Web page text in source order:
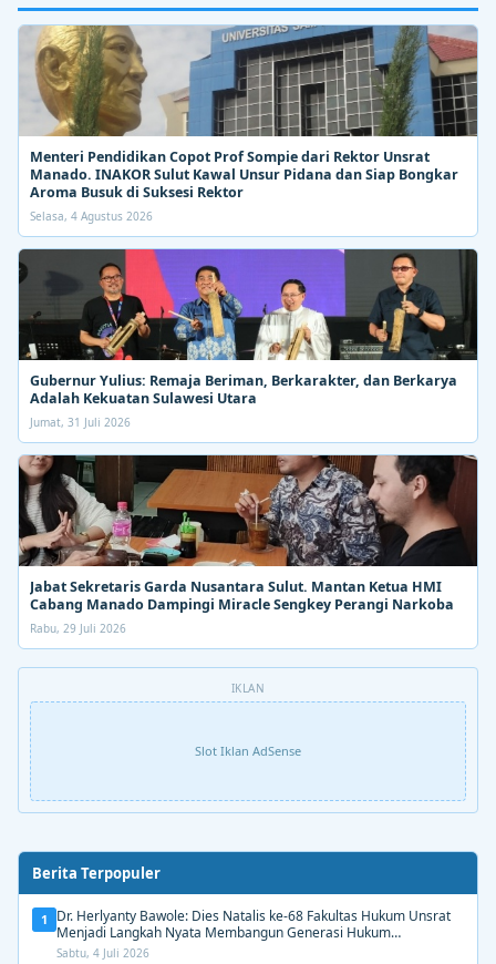
Menteri Pendidikan Copot Prof Sompie dari Rektor Unsrat
Manado. INAKOR Sulut Kawal Unsur Pidana dan Siap Bongkar
Aroma Busuk di Suksesi Rektor
Selasa, 4 Agustus 2026
Gubernur Yulius: Remaja Beriman, Berkarakter, dan Berkarya
Adalah Kekuatan Sulawesi Utara
Jumat, 31 Juli 2026
Jabat Sekretaris Garda Nusantara Sulut. Mantan Ketua HMI
Cabang Manado Dampingi Miracle Sengkey Perangi Narkoba
Rabu, 29 Juli 2026
IKLAN
Slot Iklan AdSense
Berita Terpopuler
1
Dr. Herlyanty Bawole: Dies Natalis ke-68 Fakultas Hukum Unsrat
Menjadi Langkah Nyata Membangun Generasi Hukum
Berdampak
Sabtu, 4 Juli 2026